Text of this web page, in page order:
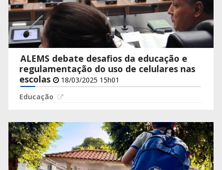
ALEMS debate desafios da educação e
regulamentação do uso de celulares nas
escolas
18/03/2025 15h01
Educação